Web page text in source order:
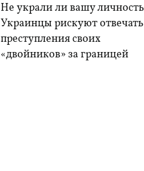
Не украли ли вашу
Украинцы рискуют отвечать
преступления своих
«двойников» за границей